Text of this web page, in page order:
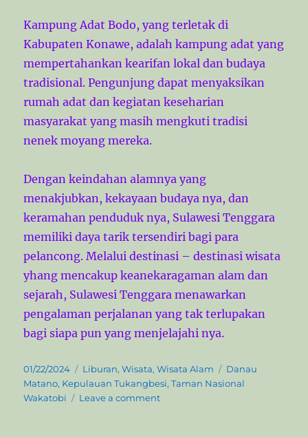
Kampung Adat Bodo, yang terletak di
Kabupaten Konawe, adalah kampung adat yang
mempertahankan kearifan lokal dan budaya
tradisional. Pengunjung dapat menyaksikan
rumah adat dan kegiatan keseharian
masyarakat yang masih mengkuti tradisi
nenek moyang mereka.
Dengan keindahan alamnya yang
menakjubkan, kekayaan budaya nya, dan
keramahan penduduk nya, Sulawesi Tenggara
memiliki daya tarik tersendiri bagi para
pelancong. Melalui destinasi – destinasi wisata
yhang mencakup keanekaragaman alam dan
sejarah, Sulawesi Tenggara menawarkan
pengalaman perjalanan yang tak terlupakan
bagi siapa pun yang menjelajahi nya.
P
o
s
01/22/2024
C
a
t
Liburan,Wisata,Wisata Alam
T
a
Danau
Matano, Kepulauan Tukangbesi,Taman Nasional
Wakatobi
Leave a commento